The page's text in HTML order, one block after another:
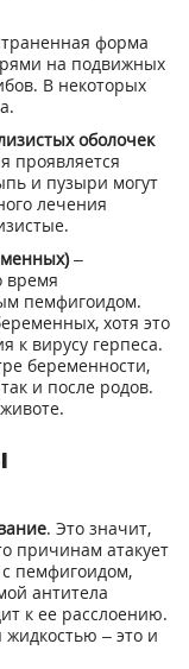
форма
на подвижных
В некоторых
оболочек
проявляется
и пузыри могут
лечения
–
время
пемфигоидом.
хотя это
к вирусу герпеса.
беременности,
и после родов.
. Это значит,
причинам атакует
пемфигоидом,
антитела
к ее расслоению.
– это и